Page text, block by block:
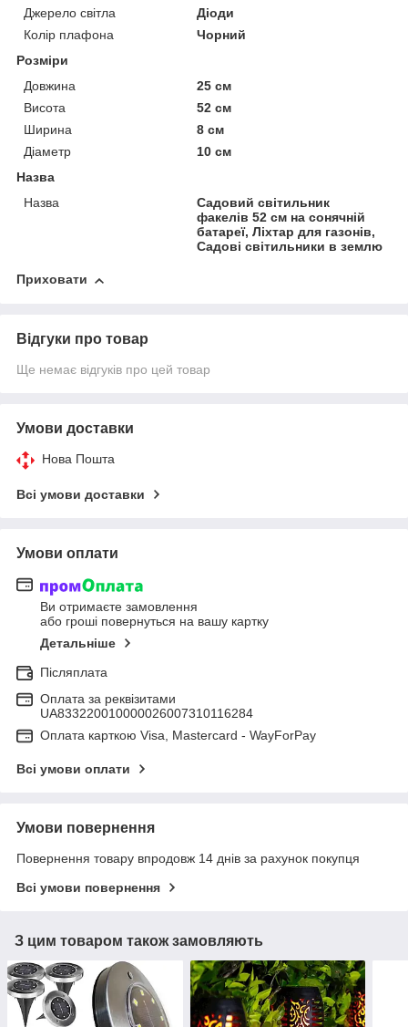
Джерело світла
Діоди
Колір плафона
Чорний
Розміри
Довжина
25 см
Висота
52 см
Ширина
8 см
Діаметр
10 см
Назва
Назва
Садовий світильник
факелів 52 см на сонячній
батареї, Ліхтар для газонів,
Садові світильники в землю
Приховати
Відгуки про товар
Ще немає відгуків про цей товар
Умови доставки
Нова Пошта
Всі умови доставки
Умови оплати
Ви отримаєте замовлення
або гроші повернуться на вашу картку
Детальніше
Післяплата
Оплата за реквізитами
UA833220010000026007310116284
Оплата карткою Visa, Mastercard - WayForPay
Всі умови оплати
Умови повернення
Повернення товару впродовж 14 днів за рахунок покупця
Всі умови повернення
З цим товаром також замовляють